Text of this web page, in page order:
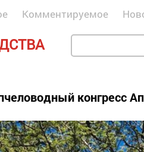
Комментируемое
конгресс